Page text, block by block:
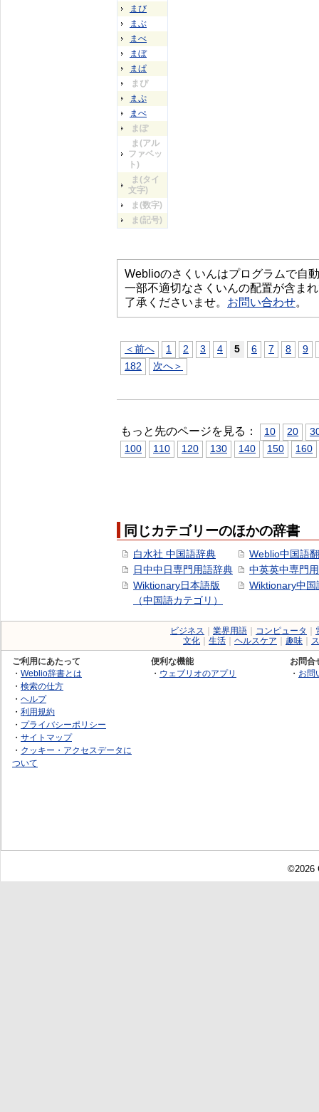
まび
まぶ
まべ
まぼ
まぱ
まぴ
まぷ
まぺ
まぽ
ま(アル
ファベッ
ト)
ま(タイ
文字)
ま(数字)
ま(記号)
Weblioのさくいんはプログラムで自
一部不適切なさくいんの配置が含ま
了承くださいませ。 お問い合わせ。
＜前へ 1 2 3 4 5 6 7 8
9
182
次へ＞
もっと先のページを見る： 10 20
100
110 120 130 140 150 160
同じカテゴリーのほかの辞書
白水社 中国語辞典
日中中日専門用語辞典
Wiktionary日本語版
（中国語カテゴリ）
Weblio中国語
中英英中専門
Wiktionary中国
ビジネス 業界用語 コンピュータ
文化
生活 ヘルスケア 趣味
ご利用にあたって
・ Weblio辞書とは
・ 検索の仕方
・ ヘルプ
・ 利用規約
・ プライバシーポリシー
・ サイトマップ
・ クッキー・アクセスデータに
ついて
便利な機能
・ ウェブリオのアプリ
お問合
・ お問
©2026